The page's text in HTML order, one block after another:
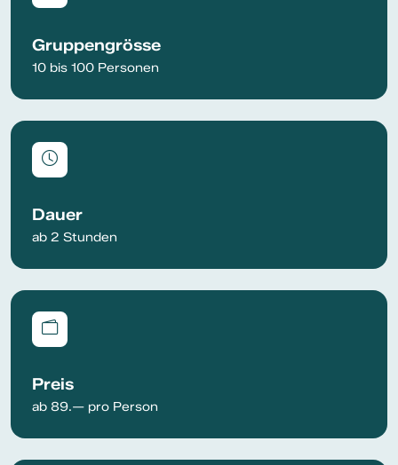
Gruppengrösse
10 bis 100 Personen
Dauer
ab 2 Stunden
Preis
ab 89.— pro Person